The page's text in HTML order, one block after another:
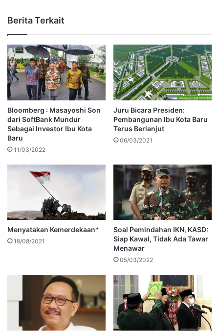
Berita Terkait
Bloomberg : Masayoshi Son
dari SoftBank Mundur
Sebagai Investor Ibu Kota
Baru
11/03/2022
Juru Bicara Presiden:
Pembangunan Ibu Kota Baru
Terus Berlanjut
06/03/2021
Menyatakan Kemerdekaan*
19/08/2021
Soal Pemindahan IKN, KASD:
Siap Kawal, Tidak Ada Tawar
Menawar
05/03/2022